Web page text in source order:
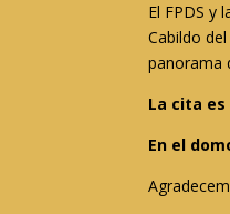
El FPDS y
Cabildo
panorama
La cita es
En el